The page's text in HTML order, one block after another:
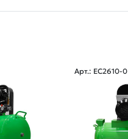
Арт.: EC2610-0